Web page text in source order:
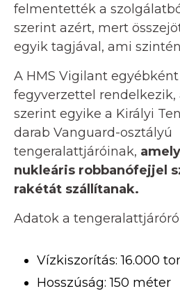
felmentették a
szerint azért, mert
egyik tagjával, ami
A HMS Vigilant
fegyverzettel rendelkezik,
szerint egyike a Királyi
darab Vanguard-osztályú
tengeralattjáróinak,
nukleáris robbanófejjel
rakétát szállítanak.
Adatok a
Vízkiszorítás: 16.000
Hosszúság: 150 méter